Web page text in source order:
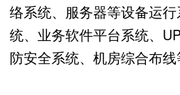
络系统、服务器等设备运
统、业务软件平台系统、
防安全系统、机房综合布线